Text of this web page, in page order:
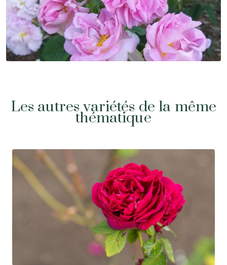
Les autres variétés de la même
thématique